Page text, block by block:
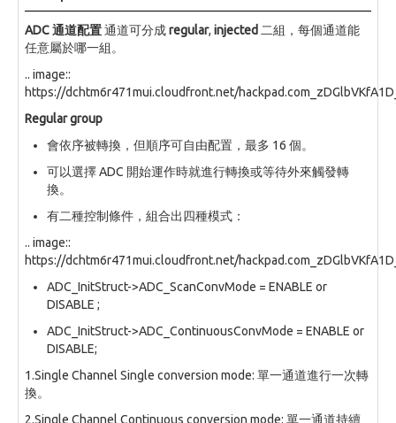
ADC 通道配置通道可分成regular, injected 二組，每個通道能
任意屬於哪一組。
.. image::
https://dchtm6r471mui.cloudfront.net/
Regular group
會依序被轉換，但順序可自由配置，最多 16 個。
可以選擇 ADC 開始運作時就進行轉換或等待外來觸發轉
換。
有二種控制條件，組合出四種模式：
.. image::
https://dchtm6r471mui.cloudfront.net/
ADC_InitStruct->ADC_ScanConvMode = ENABLE or
DISABLE ;
ADC_InitStruct->ADC_ContinuousConvMode = ENABLE or
DISABLE;
1.Single Channel Single conversion mode: 單一通道進行一次轉
換。
2.Single Channel Continuous conversion mode: 單一通道持續